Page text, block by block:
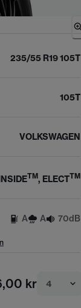
235/55 R19 105T
105T
VOLKSWAGEN
TM, ELECTTM
A A 70dB
kr 4